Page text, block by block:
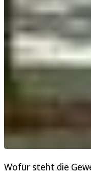
Wofür steht die